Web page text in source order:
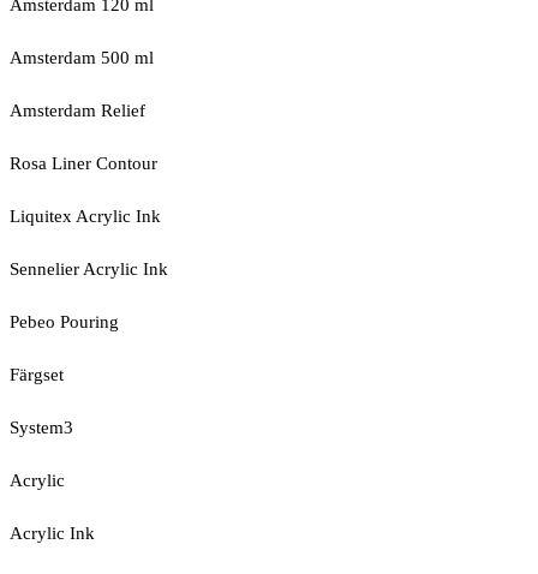
Amsterdam 120 ml
Amsterdam 500 ml
Amsterdam Relief
Rosa Liner Contour
Liquitex Acrylic Ink
Sennelier Acrylic Ink
Pebeo Pouring
Färgset
System3
Acrylic
Acrylic Ink